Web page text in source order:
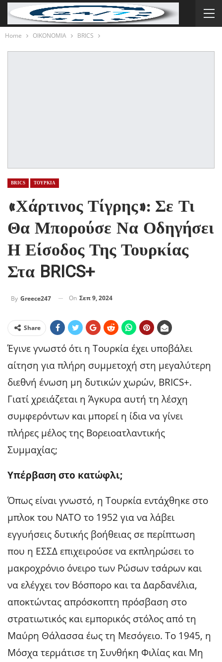
Home ΟΙΚΟΝΟΜΙΑ BRICS
BRICS ΤΟΥΡΚΙΑ
«Χάρτινος Τίγρης»: Σε Τι
Θα Μπορούσε Να Οδηγήσει
Η Είσοδος Της Τουρκίας
Στα BRICS+
By Greece247 On Σεπ 9, 2024
Share
Έγινε γνωστό ότι η Τουρκία έχει υποβάλει
αίτηση για πλήρη συμμετοχή στη μεγαλύτερη
διεθνή ένωση μη δυτικών χωρών, BRICS+.
Γιατί χρειάζεται η Άγκυρα αυτή τη λέσχη
συμφερόντων και μπορεί η ίδια να γίνει
πλήρες μέλος της Βορειοατλαντικής
Συμμαχίας;
Υπέρβαση στο κατώφλι;
Όπως είναι γνωστό, η Τουρκία εντάχθηκε στο
μπλοκ του ΝΑΤΟ το 1952 για να λάβει
εγγυήσεις δυτικής βοήθειας σε περίπτωση
που η ΕΣΣΔ επιχειρούσε να εκπληρώσει το
μακροχρόνιο όνειρο των Ρώσων τσάρων και
να ελέγχει τον Βόσπορο και τα Δαρδανέλια,
αποκτώντας απρόσκοπτη πρόσβαση στο
στρατιωτικός και εμπορικός στόλος από τη
Μαύρη Θάλασσα έως τη Μεσόγειο. Το 1945, η
Μόσχα τερμάτισε τη Συνθήκη Φιλίας και Μη